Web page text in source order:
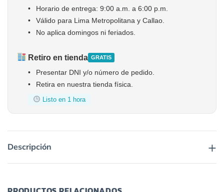
•
Horario de entrega: 9:00 a.m. a 6:00 p.m.
•
Válido para Lima Metropolitana y Callao.
•
No aplica domingos ni feriados.
Retiro en tienda GRATIS
•
Presentar DNI y/o número de pedido.
•
Retira en nuestra tienda física.
Listo en 1 hora
Descripción +